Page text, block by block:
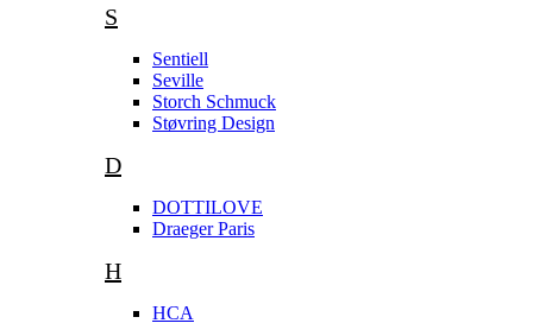
S
Sentiell
Seville
Storch Schmuck
Støvring Design
D
DOTTILOVE
Draeger Paris
H
HCA